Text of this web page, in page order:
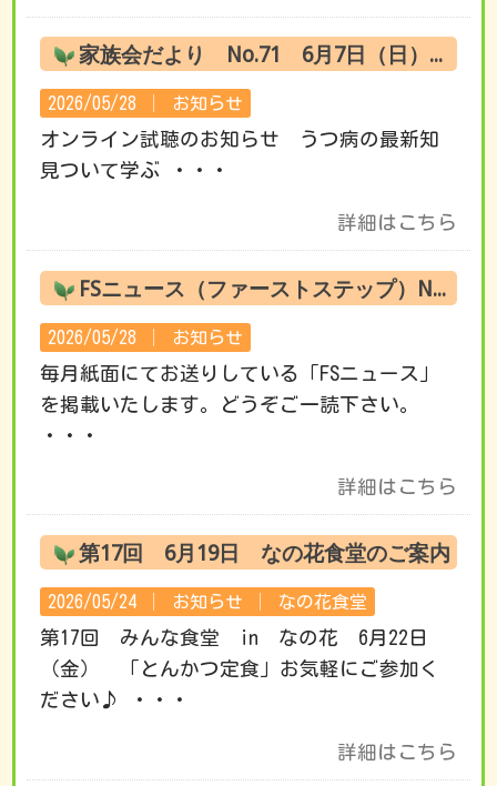
家族会だより No.71 6月7日（日） オンライン試聴のお知らせ
2026/05/28 │ お知らせ
オンライン試聴のお知らせ うつ病の最新知
見ついて学ぶ ・・・
詳細はこちら
FSニュース（ファーストステップ）No.220 6月の活動です
2026/05/28 │ お知らせ
毎月紙面にてお送りしている「FSニュース」
を掲載いたします。どうぞご一読下さい。
・・・
詳細はこちら
第17回 6月19日 なの花食堂のご案内
2026/05/24 │ お知らせ なの花食堂
第17回 みんな食堂 in なの花 6月22日
（金） 「とんかつ定食」お気軽にご参加く
ださい♪ ・・・
詳細はこちら